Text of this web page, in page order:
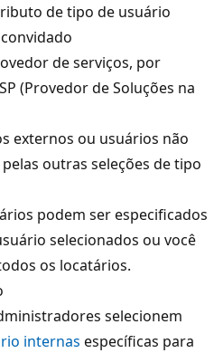
de tipo de usuário
de serviços, por
(Provedor de Soluções na
externos ou usuários não
outras seleções de tipo
podem ser especificados
selecionados ou você
os locatários.
selecionem
internas específicas para